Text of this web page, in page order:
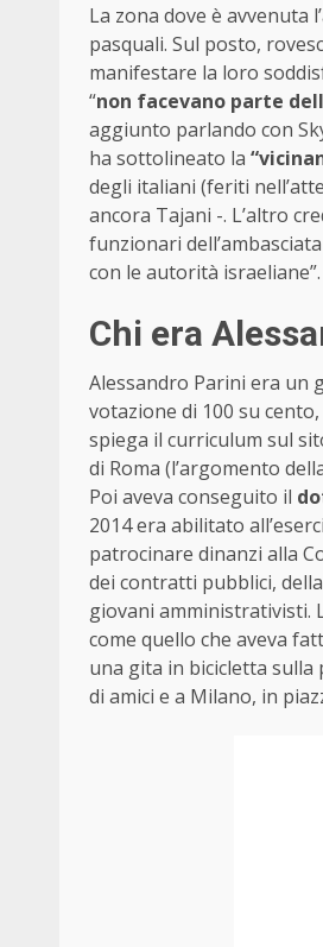
La zona dove è
pasquali. Sul posto,
manifestare la loro
“non facevano parte
aggiunto parlando con
ha sottolineato la
degli italiani (feriti
ancora Tajani -. L’altro
funzionari
con le autorità israeliane”.
Chi era
Alessandro Parini era un
votazione di 100 su
spiega il curriculum sul
di Roma (l’argomento
Poi aveva conseguito il
2014 era abilitato
patrocinare dinanzi alla
dei contratti pubblici,
giovani amministrativisti.
come quello che aveva
una gita in bicicletta sulla
di amici e a Milano, in